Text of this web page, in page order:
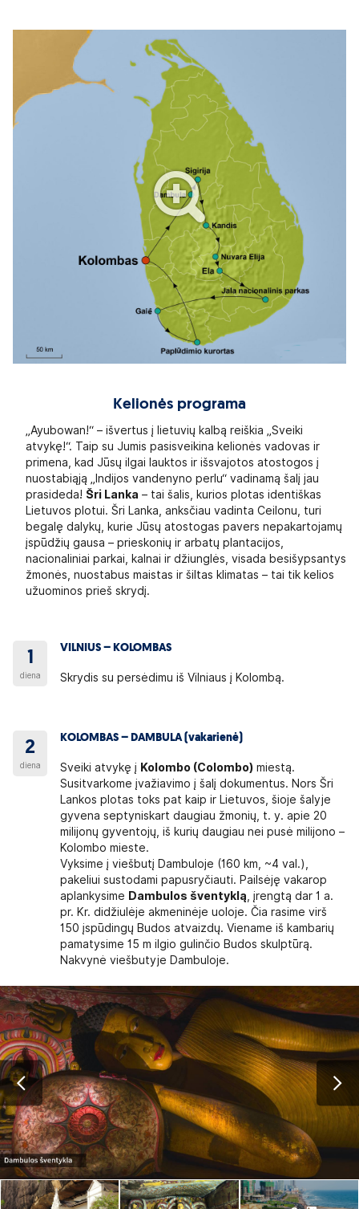
Kelionės programa
„Ayubowan!“ – išvertus į lietuvių kalbą reiškia „Sveiki
atvykę!“. Taip su Jumis pasisveikina kelionės vadovas ir
primena, kad Jūsų ilgai lauktos ir išsvajotos atostogos į
nuostabiąją „Indijos vandenyno perlu“ vadinamą šalį jau
prasideda! Šri Lanka – tai šalis, kurios plotas identiškas
Lietuvos plotui. Šri Lanka, anksčiau vadinta Ceilonu, turi
begalę dalykų, kurie Jūsų atostogas pavers nepakartojamų
įspūdžių gausa – prieskonių ir arbatų plantacijos,
nacionaliniai parkai, kalnai ir džiunglės, visada besišypsantys
žmonės, nuostabus maistas ir šiltas klimatas – tai tik kelios
užuominos prieš skrydį.
1
diena
VILNIUS – KOLOMBAS
Skrydis su persėdimu iš Vilniaus į Kolombą.
2
diena
KOLOMBAS – DAMBULA (vakarienė)
Sveiki atvykę į Kolombo (Colombo) miestą.
Susitvarkome įvažiavimo į šalį dokumentus. Nors Šri
Lankos plotas toks pat kaip ir Lietuvos, šioje šalyje
gyvena septyniskart daugiau žmonių, t. y. apie 20
milijonų gyventojų, iš kurių daugiau nei pusė milijono –
Kolombo mieste.
Vyksime į viešbutį Dambuloje (160 km, ~4 val.),
pakeliui sustodami papusryčiauti. Pailsėję vakarop
aplankysime Dambulos šventyklą , įrengtą dar 1 a.
pr. Kr. didžiulėje akmeninėje uoloje. Čia rasime virš
150 įspūdingų Budos atvaizdų. Viename iš kambarių
pamatysime 15 m ilgio gulinčio Budos skulptūrą.
Nakvynė viešbutyje Dambuloje.